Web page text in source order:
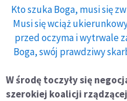
Kto szuka Boga, musi się
Musi się wciąż
przed oczyma i wytrwale
Boga, swój prawdziwy
W środę toczyły się
szerokiej koalicji rządzącej